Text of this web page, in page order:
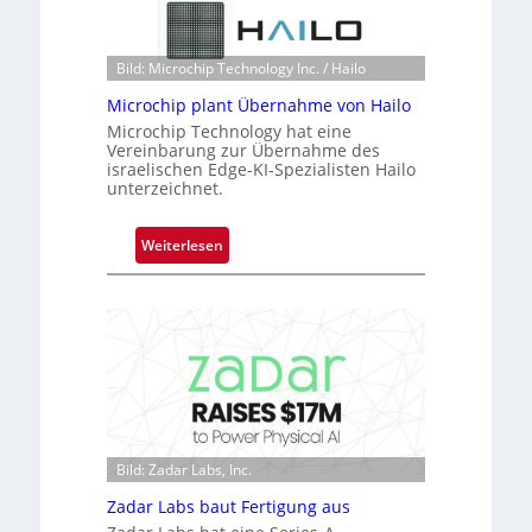
o
n
e
ü
b
e
r
i
m
m
a
r
k
V
i
s
i
o
Bild: Microchip Technology Inc. / Hailo
Microchip plant Übernahme von Hailo
Microchip Technology hat eine
Vereinbarung zur Übernahme des
israelischen Edge-KI-Spezialisten Hailo
unterzeichnet.
Weiterlesen:
M
o
c
h
i
l
Bild: Zadar Labs, Inc.
Zadar Labs baut Fertigung aus